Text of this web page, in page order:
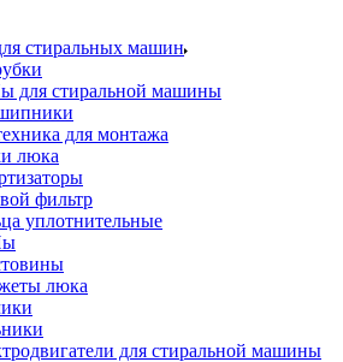
стиральных машин
для стиральной машины
для монтажа
люка
фильтр
уплотнительные
люка
для стиральной машины